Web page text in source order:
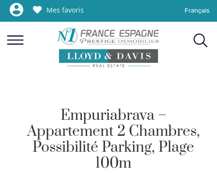
Mes favoris Français
Empuriabrava –
Appartement 2 Chambres,
Possibilité Parking, Plage
100m